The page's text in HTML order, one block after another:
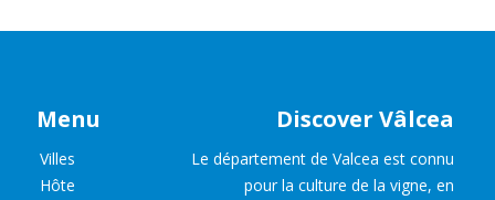
Menu
Villes
Hôte
Discover Vâlcea
Le département de Valcea est connu
pour la culture de la vigne, en